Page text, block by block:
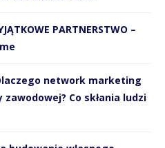
PARTNERSTWO –
Dlaczego network marketing
Co skłania ludzi